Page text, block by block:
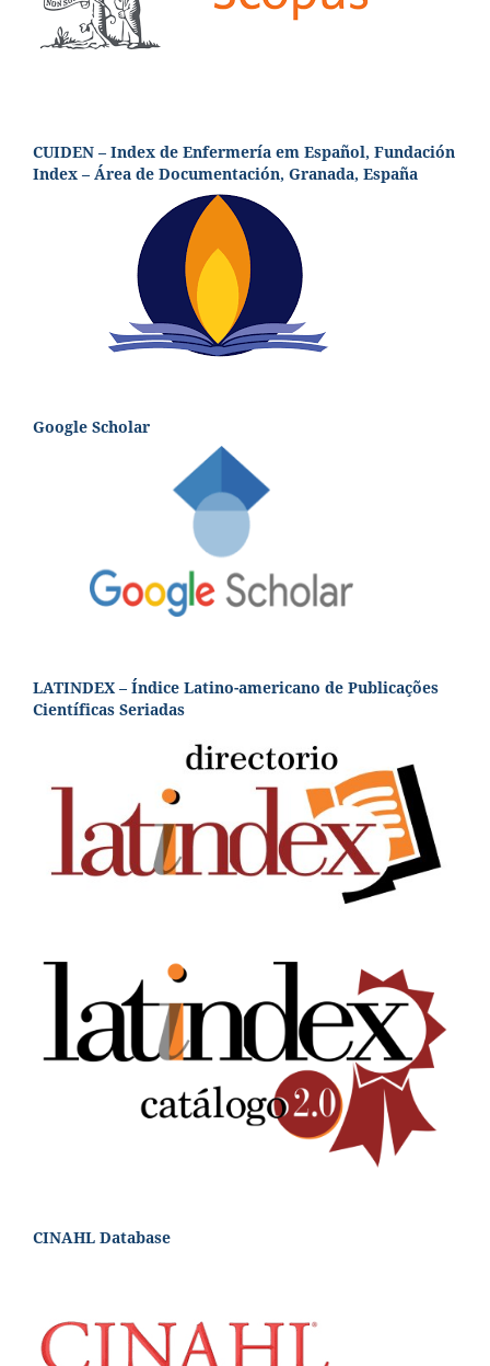
CUIDEN – Index de Enfermería em Español, Fundación
Index – Área de Documentación, Granada, España
Google Scholar
LATINDEX – Índice Latino-americano de Publicações
Científicas Seriadas
CINAHL Database